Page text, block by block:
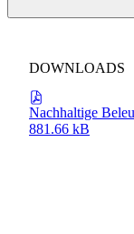
DOWNLOADS
Nachhaltige
881.66 kB